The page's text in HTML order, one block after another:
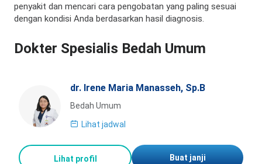
penyakit dan mencari cara pengobatan yang paling sesuai
dengan kondisi Anda berdasarkan hasil diagnosis.
Dokter Spesialis Bedah Umum
dr. Irene Maria Manasseh, Sp.B
Bedah Umum
Lihat jadwal
Lihat profil Buat janji